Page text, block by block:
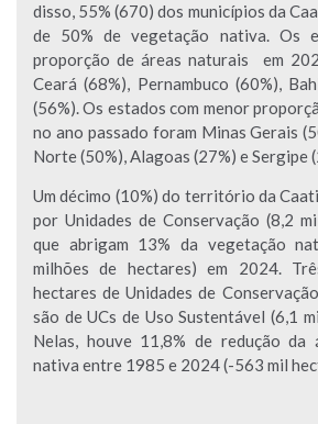
disso, 55% (670) dos municípios da
de 50% de vegetação nativa. Os
proporção de áreas naturais em
Ceará (68%), Pernambuco (60%),
(56%). Os estados com menor
no ano passado foram Minas Gerais
Norte (50%), Alagoas (27%) e Sergipe
Um décimo (10%) do território da
por Unidades de Conservação (8,2
que abrigam 13% da vegetação
milhões de hectares) em 2024.
hectares de Unidades de
são de UCs de Uso Sustentável (6,1
Nelas, houve 11,8% de redução da
nativa entre 1985 e 2024 (-563 mil